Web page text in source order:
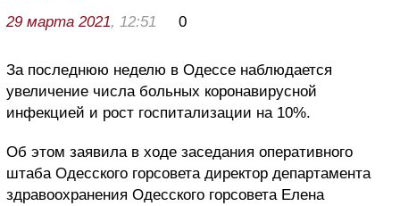
29 марта 2021, 12:51 0
За последнюю неделю в Одессе наблюдается
увеличение числа больных коронавирусной
инфекцией и рост госпитализации на 10%.
Об этом заявила в ходе заседания оперативного
штаба Одесского горсовета директор департамента
здравоохранения Одесского горсовета Елена